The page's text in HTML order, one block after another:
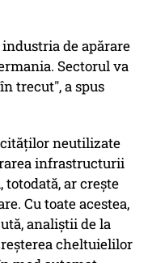
de apărare
Sectorul va
trecut", a spus
neutilizate
infrastructurii
ar creşte
Cu toate acestea,
analiştii de la
cheltuielilor